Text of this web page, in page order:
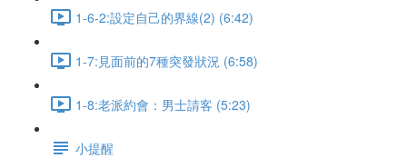
1-6-2:設定自己的界線(2) (6:42)
1-7:見面前的7種突發狀況 (6:58)
1-8:老派約會：男士請客 (5:23)
小提醒